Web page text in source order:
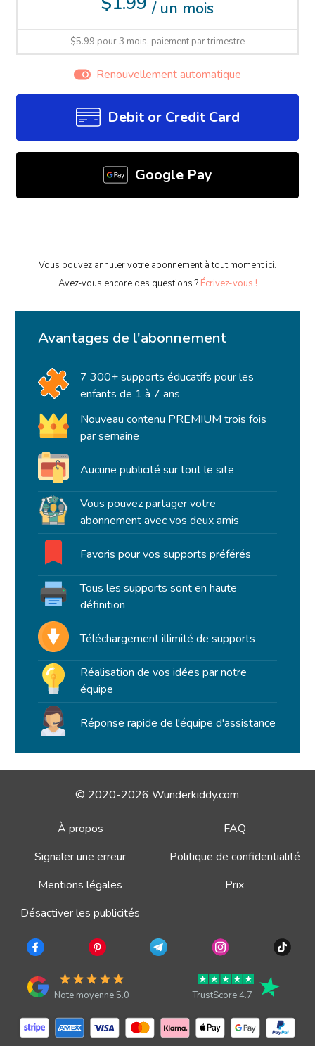
/ un mois
$5.99 pour 3 mois, paiement par trimestre
Renouvellement automatique
Debit or Credit Card
Google Pay
Vous pouvez annuler votre abonnement à tout moment ici.
Avez-vous encore des questions ? Écrivez-vous !
Avantages de l'abonnement
7 300+ supports éducatifs pour les
enfants de 1 à 7 ans
Nouveau contenu PREMIUM trois fois
par semaine
Aucune publicité sur tout le site
Vous pouvez partager votre
abonnement avec vos deux amis
Favoris pour vos supports préférés
Tous les supports sont en haute
définition
Téléchargement illimité de supports
Réalisation de vos idées par notre
équipe
Réponse rapide de l'équipe d'assistance
© 2020-2026 Wunderkiddy.com
À propos
FAQ
Signaler une erreur
Politique de confidentialité
Mentions légales
Prix
Désactiver les publicités
Note moyenne 5.0 TrustScore 4.7